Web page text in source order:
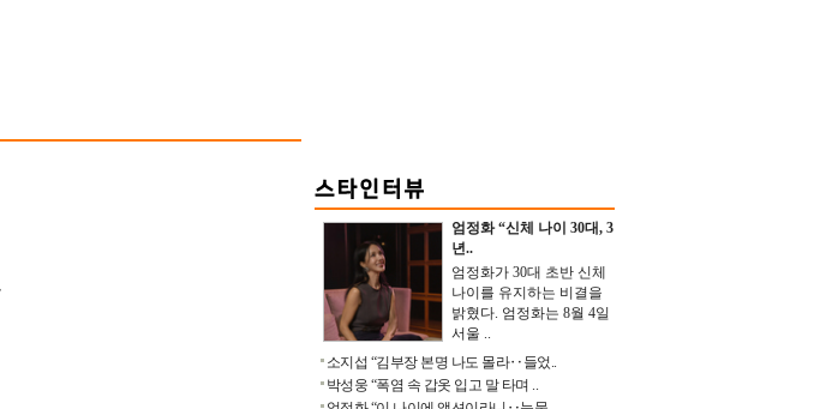
엄정화 “신체 나이 30대, 3
년..
엄정화가 30대 초반 신체
나이를 유지하는 비결을
밝혔다. 엄정화는 8월 4일
서울 ..
소지섭 “김부장 본명 나도 몰라‥들었..
박성웅 “폭염 속 갑옷 입고 말 타며 ..